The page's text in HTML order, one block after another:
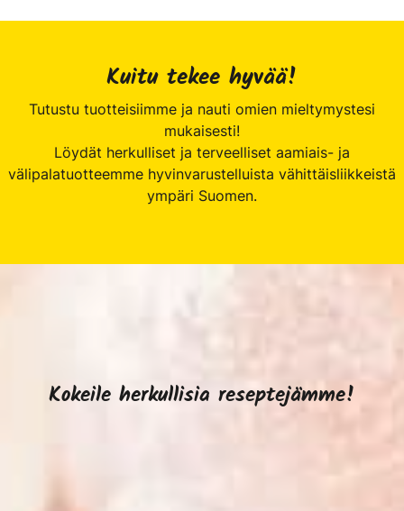
Kuitu tekee hyvää!
Tutustu tuotteisiimme ja nauti omien mieltymystesi
mukaisesti!
Löydät herkulliset ja terveelliset aamiais- ja
välipalatuotteemme hyvinvarustelluista vähittäisliikkeistä
ympäri Suomen.
Kokeile herkullisia reseptejämme!